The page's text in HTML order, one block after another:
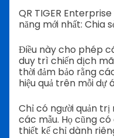
QR TIGER
năng mới nhất: Chia
Điều này cho phép
duy trì chiến dịch
thời đảm bảo rằng
hiệu quả trên mỗi dự
Chỉ có người quản trị
các mẫu. Họ cũng
thiết kế chỉ dành